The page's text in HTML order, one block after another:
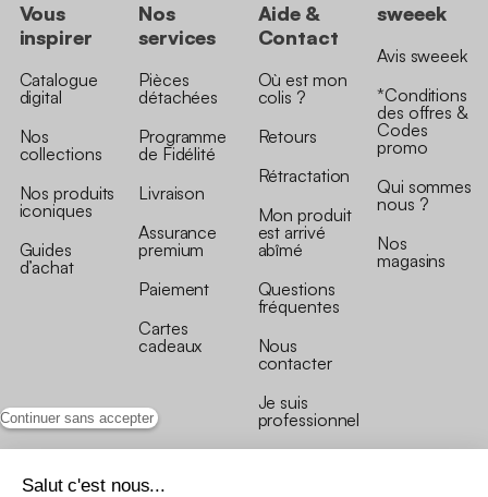
Continuer sans accepter
Salut c'est nous...
Vous
inspirer
Catalogue
digital
Nos
collections
Nos produits
iconiques
Guides
d’achat
Nos
services
Pièces
détachées
Programme
de Fidélité
Livraison
Assurance
premium
Paiement
Cartes
cadeaux
Aide &
Contact
Où est mon
colis ?
Retours
Rétractation
Mon produit
est arrivé
abîmé
Questions
fréquentes
Nous
contacter
Je suis
professionnel
sweeek
Avis sweeek
*Conditions
des offres &
Codes
promo
Qui sommes
nous ?
Nos
magasins